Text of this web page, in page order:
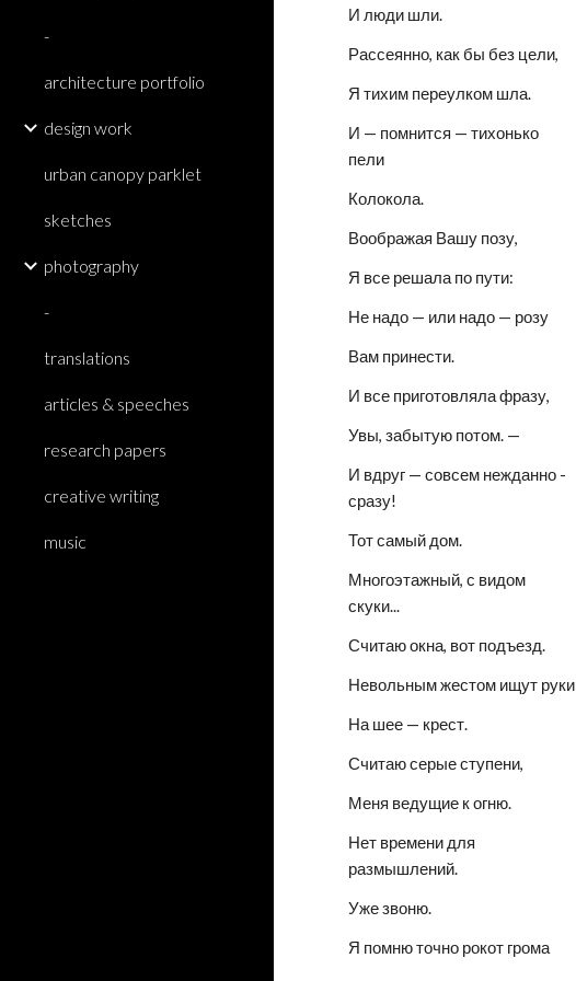
-
architecture portfolio
design work
urban canopy parklet
sketches
photography
-
translations
articles & speeches
research papers
creative writing
music
И люди шли.
Рассеянно, как бы без цели,
Я тихим переулком шла.
И — помнится — тихонько
пели
Колокола.
Воображая Вашу позу,
Я все решала по пути:
Не надо — или надо — розу
Вам принести.
И все приготовляла фразу,
Увы, забытую потом. —
И вдруг — совсем нежданно -
сразу!
Тот самый дом.
Многоэтажный, с видом
скуки...
Считаю окна, вот подъезд.
Невольным жестом ищут руки
На шее — крест.
Считаю серые ступени,
Меня ведущие к огню.
Нет времени для
размышлений.
Уже звоню.
Я помню точно рокот грома